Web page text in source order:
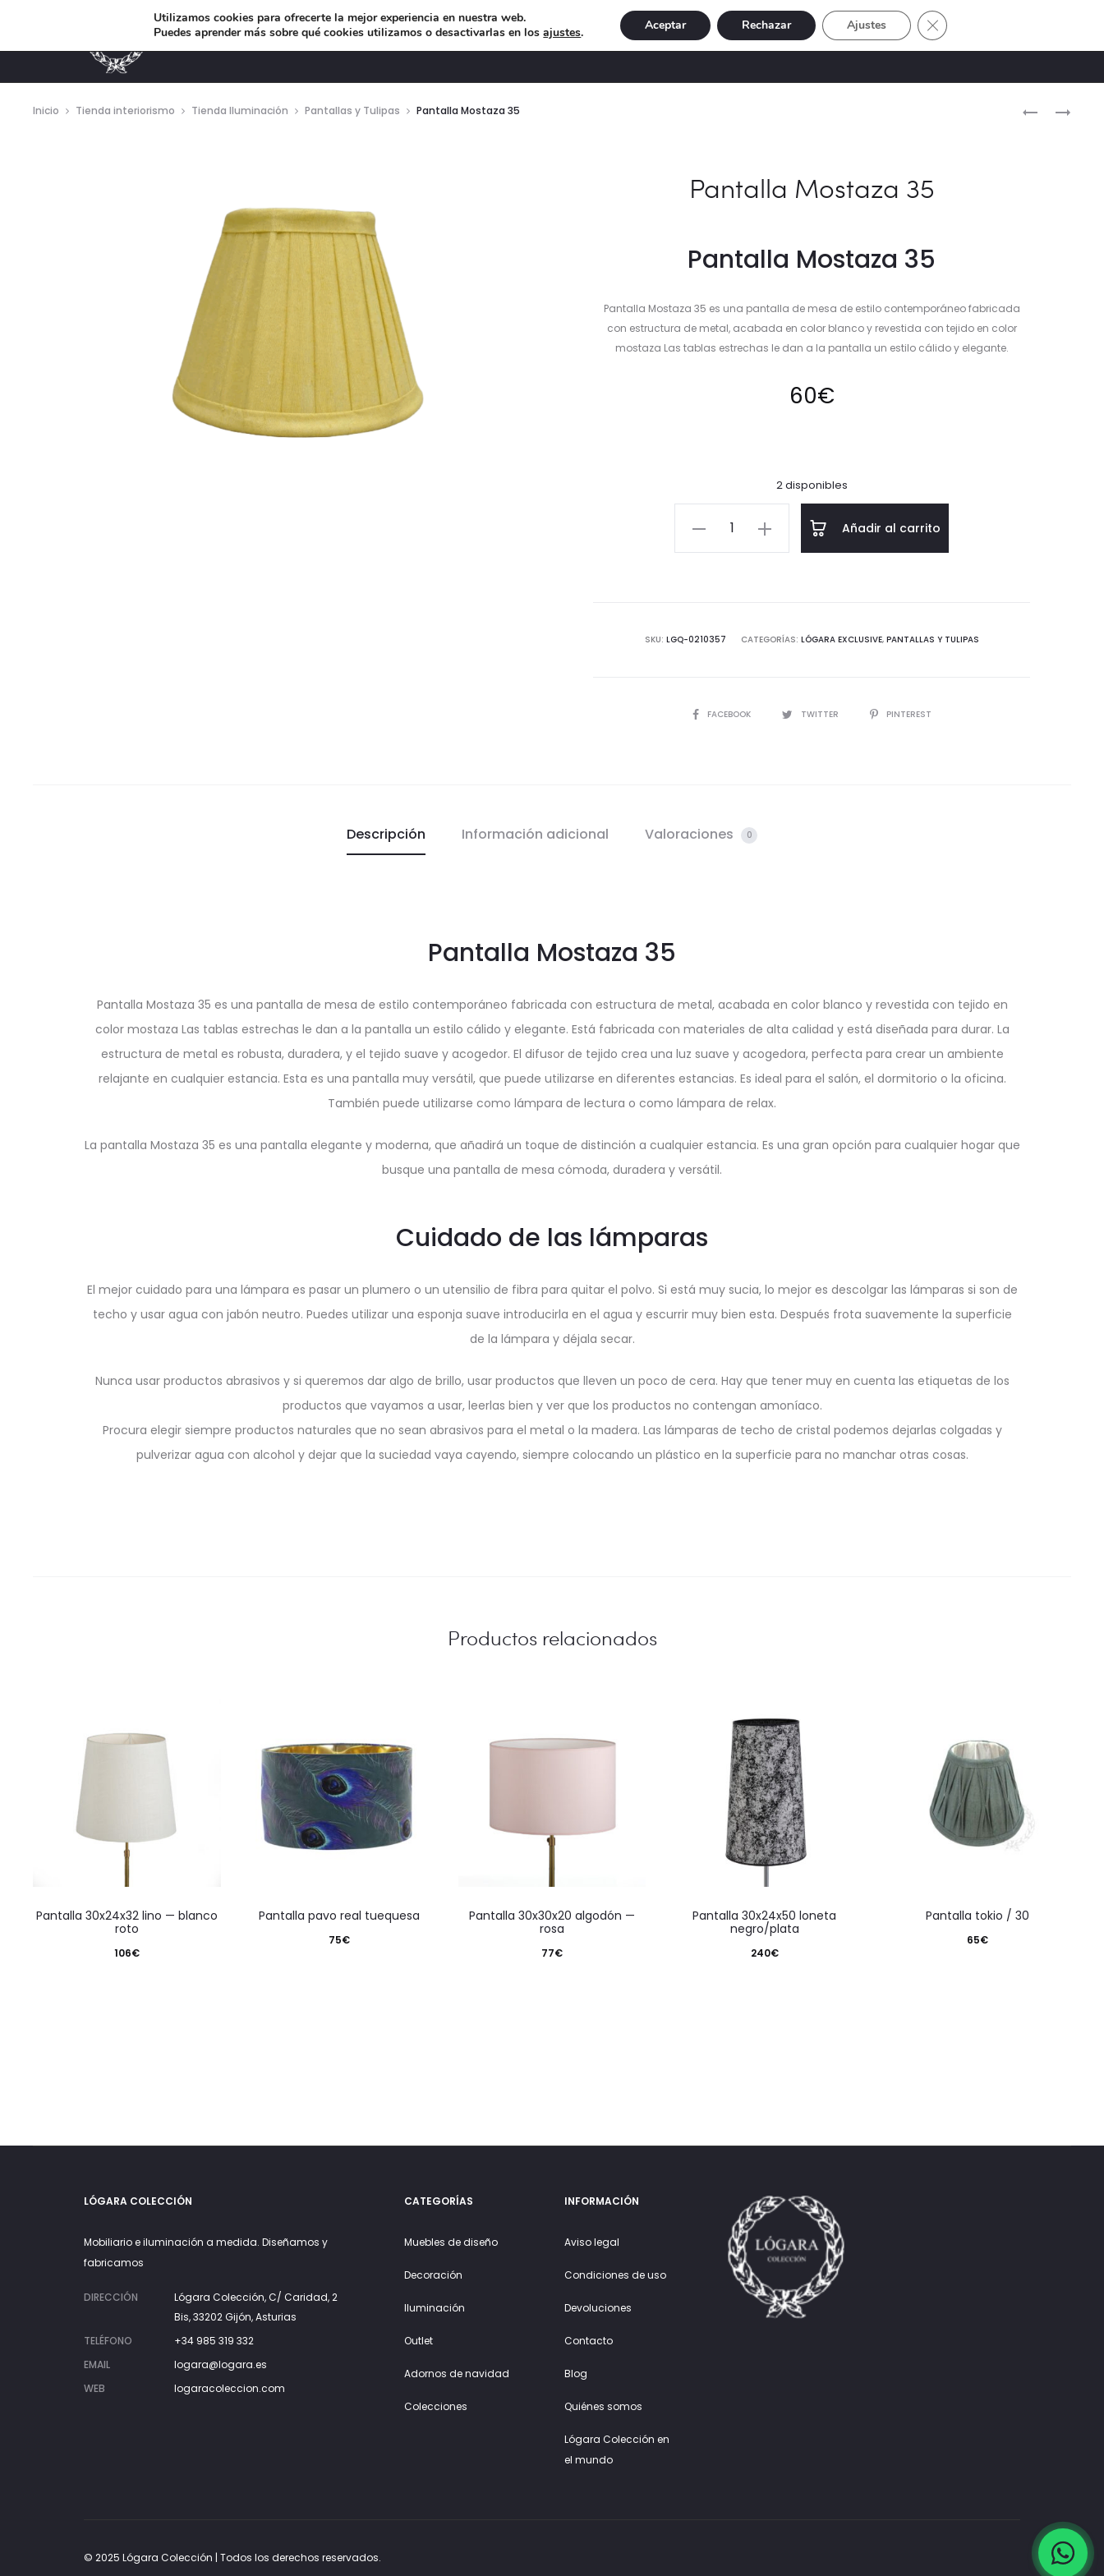
MUEBLES DE DISEÑO ILUMINACIÓN NAVIDAD EXCLUSIVE OFERTAS Buscar
PANTALLA
PANTALLA
Inicio Tienda interiorismo Tienda Iluminación Pantallas y Tulipas Pantalla Mostaza 35
Pantalla Mostaza 35
Pantalla Mostaza 35
Pantalla Mostaza 35 es una pantalla de mesa de estilo contemporáneo fabricada
con estructura de metal, acabada en color blanco y revestida con tejido en color
mostaza Las tablas estrechas le dan a la pantalla un estilo cálido y elegante.
60€
2 disponibles
Pantalla
Añadir al carrito
SKU: LGQ-0210357 CATEGORÍAS: LÓGARA EXCLUSIVE, PANTALLAS Y TULIPAS
COMPARTIR
FACEBOOK TWITTER PINTEREST
Descripción Información adicional Valoraciones 0
Pantalla Mostaza 35
Pantalla Mostaza 35 es una pantalla de mesa de estilo contemporáneo fabricada con estructura de metal, acabada en color blanco y revestida con tejido en
color mostaza Las tablas estrechas le dan a la pantalla un estilo cálido y elegante. Está fabricada con materiales de alta calidad y está diseñada para durar. La
estructura de metal es robusta, duradera, y el tejido suave y acogedor. El difusor de tejido crea una luz suave y acogedora, perfecta para crear un ambiente
relajante en cualquier estancia. Esta es una pantalla muy versátil, que puede utilizarse en diferentes estancias. Es ideal para el salón, el dormitorio o la oficina.
También puede utilizarse como lámpara de lectura o como lámpara de relax.
La pantalla Mostaza 35 es una pantalla elegante y moderna, que añadirá un toque de distinción a cualquier estancia. Es una gran opción para cualquier hogar que
busque una pantalla de mesa cómoda, duradera y versátil.
Cuidado de las lámparas
El mejor cuidado para una lámpara es pasar un plumero o un utensilio de fibra para quitar el polvo. Si está muy sucia, lo mejor es descolgar las lámparas si son de
techo y usar agua con jabón neutro. Puedes utilizar una esponja suave introducirla en el agua y escurrir muy bien esta. Después frota suavemente la superficie
de la lámpara y déjala secar.
Nunca usar productos abrasivos y si queremos dar algo de brillo, usar productos que lleven un poco de cera. Hay que tener muy en cuenta las etiquetas de los
productos que vayamos a usar, leerlas bien y ver que los productos no contengan amoníaco.
Procura elegir siempre productos naturales que no sean abrasivos para el metal o la madera. Las lámparas de techo de cristal podemos dejarlas colgadas y
pulverizar agua con alcohol y dejar que la suciedad vaya cayendo, siempre colocando un plástico en la superficie para no manchar otras cosas.
Productos relacionados
pantalla 30x24x32 lino — blanco
roto
106€
pantalla pavo real tuequesa
75€
pantalla 30x30x20 algodón —
rosa
77€
pantalla 30x24x50 loneta
negro/plata
240€
pantalla tokio / 30
65€
LÓGARA COLECCIÓN
Mobiliario e iluminación a medida. Diseñamos y
fabricamos
DIRECCIÓN
Lógara Colección, C/ Caridad, 2
Bis, 33202 Gijón, Asturias
TELÉFONO
+34 985 319 332
EMAIL
logara@logara.es
WEB
logaracoleccion.com
CATEGORÍAS
Muebles de diseño
Decoración
Iluminación
Outlet
Adornos de navidad
Colecciones
INFORMACIÓN
Aviso legal
Condiciones de uso
Devoluciones
Contacto
Blog
Quiénes somos
Lógara Colección en
el mundo
© 2025 Lógara Colección | Todos los derechos reservados.
Utilizamos cookies para ofrecerte la mejor experiencia en nuestra web.
Puedes aprender más sobre qué cookies utilizamos o desactivarlas en losajustes. Aceptar Rechazar Ajustes Cerrar el banner de cookies